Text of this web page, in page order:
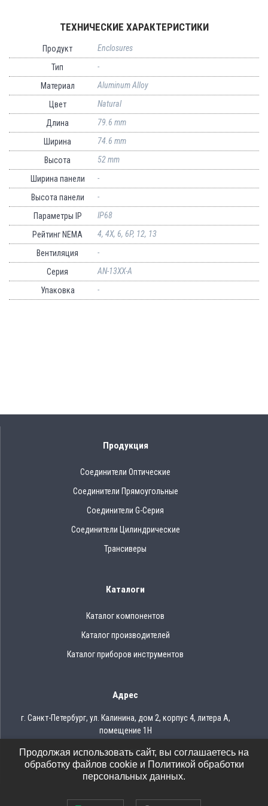
ТЕХНИЧЕСКИЕ ХАРАКТЕРИСТИКИ
Продукт
Enclosures
Тип
-
Материал
Aluminum Alloy
Цвет
Natural
Длина
79.6 mm
Ширина
74.6 mm
Высота
52 mm
Ширина панели
-
Высота панели
-
Параметры IP
IP68
Рейтинг NEMA
4, 4X, 6, 6P, 12, 13
Вентиляция
-
Серия
AN-13XX-A
Упаковка
-
Продукция
Соединители Оптические
Соединители Прямоугольные
Соединители G-Серия
Соединители Цилиндрические
Трансиверы
Каталоги
Каталог компонентов
Каталог производителей
Каталог приборов инструментов
Адрес
г. Санкт-Петербург, ул. Калинина, дом 2, корпус 4, литера А,
помещение 1Н
Тел.: 8 (812) 309-75-97
Email: ocean@oceanchips.ru
Продолжая использовать сайт, вы соглашаетесь на
обработку файлов cookie и Политикой обработки
персональных данных.